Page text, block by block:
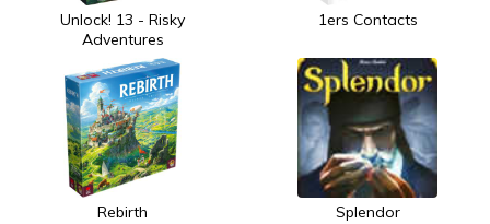
Unlock! 13 - Risky
Adventures
1ers Contacts
Rebirth Splendor